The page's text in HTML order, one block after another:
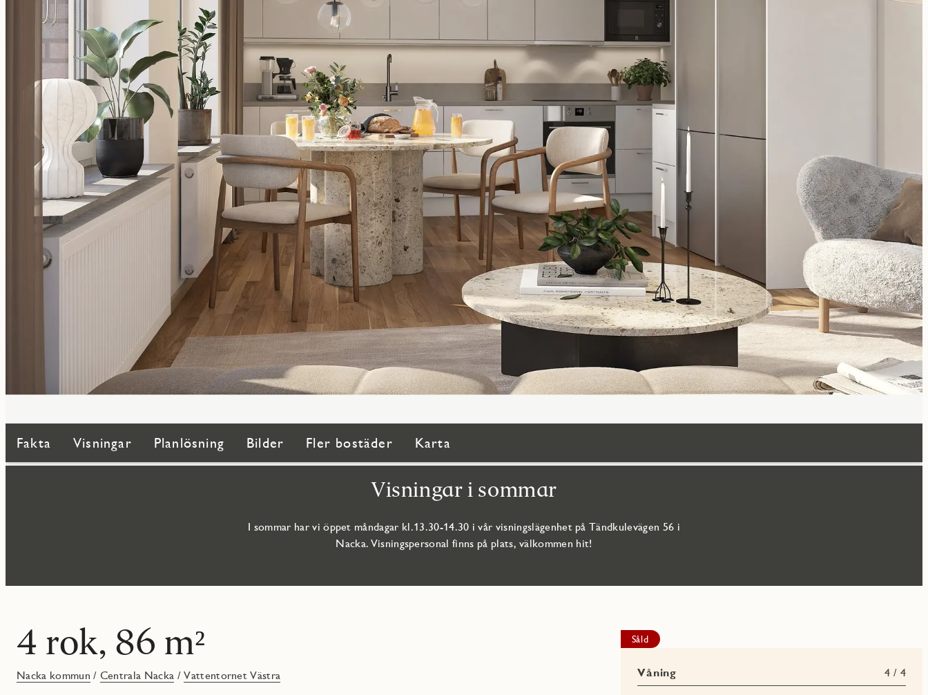
Fakta Visningar Planlösning Bilder Fler bostäder Karta
Visningar i sommar
I sommar har vi öppet måndagar kl.13.30-14.30 i vår visningslägenhet på Tändkulevägen 56 i
Nacka. Visningspersonal finns på plats, välkommen hit!
4 rok, 86 m²
Nacka kommun / Centrala Nacka /Vattentornet Västra
Såld
Våning 4 / 4